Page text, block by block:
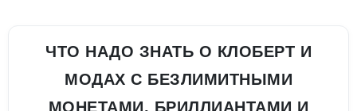
ЧТО НАДО ЗНАТЬ О КЛОБЕРТ И
МОДАХ С БЕЗЛИМИТНЫМИ
МОНЕТАМИ, БРИЛЛИАНТАМИ И